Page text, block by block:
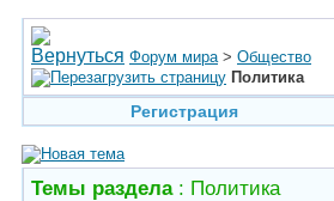
Форум мира > Общество
Политика
Регистрация
Темы раздела: Политика